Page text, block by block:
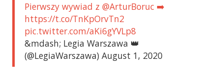
Pierwszy wywiad z @ArturBoruc ➡️
https://t.co/TnKpOrvTn2
pic.twitter.com/aKi6gYVLp8
&mdash; Legia Warszawa 👑
(@LegiaWarszawa) August 1, 2020